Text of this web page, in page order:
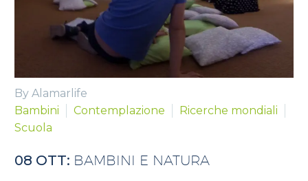
By Alamarlife
Bambini
Contemplazione
Ricerche mondiali
Scuola
08 OTT: BAMBINI E NATURA